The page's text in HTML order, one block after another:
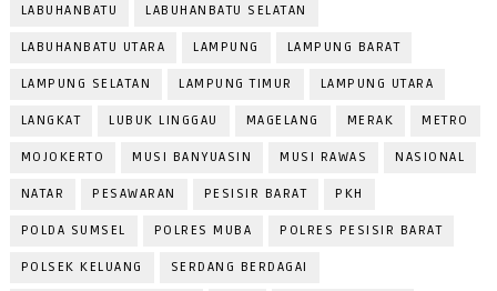
LABUHANBATU LABUHANBATU SELATAN
LABUHANBATU UTARA LAMPUNG LAMPUNG BARAT
LAMPUNG SELATAN LAMPUNG TIMUR LAMPUNG UTARA
LANGKAT LUBUK LINGGAU MAGELANG MERAK METRO
MOJOKERTO MUSI BANYUASIN MUSI RAWAS NASIONAL
NATAR PESAWARAN PESISIR BARAT PKH
POLDA SUMSEL POLRES MUBA POLRES PESISIR BARAT
POLSEK KELUANG SERDANG BERDAGAI